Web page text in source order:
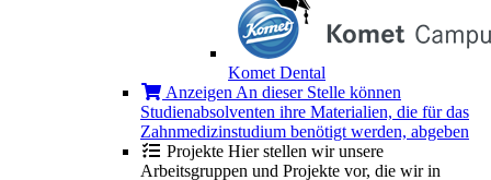
Komet Dental
AnzeigenAn dieser Stelle können
Studienabsolventen ihre Materialien, die für das
Zahnmedizinstudium benötigt werden, abgeben
Projekte Hier stellen wir unsere
Arbeitsgruppen und Projekte vor, die wir in